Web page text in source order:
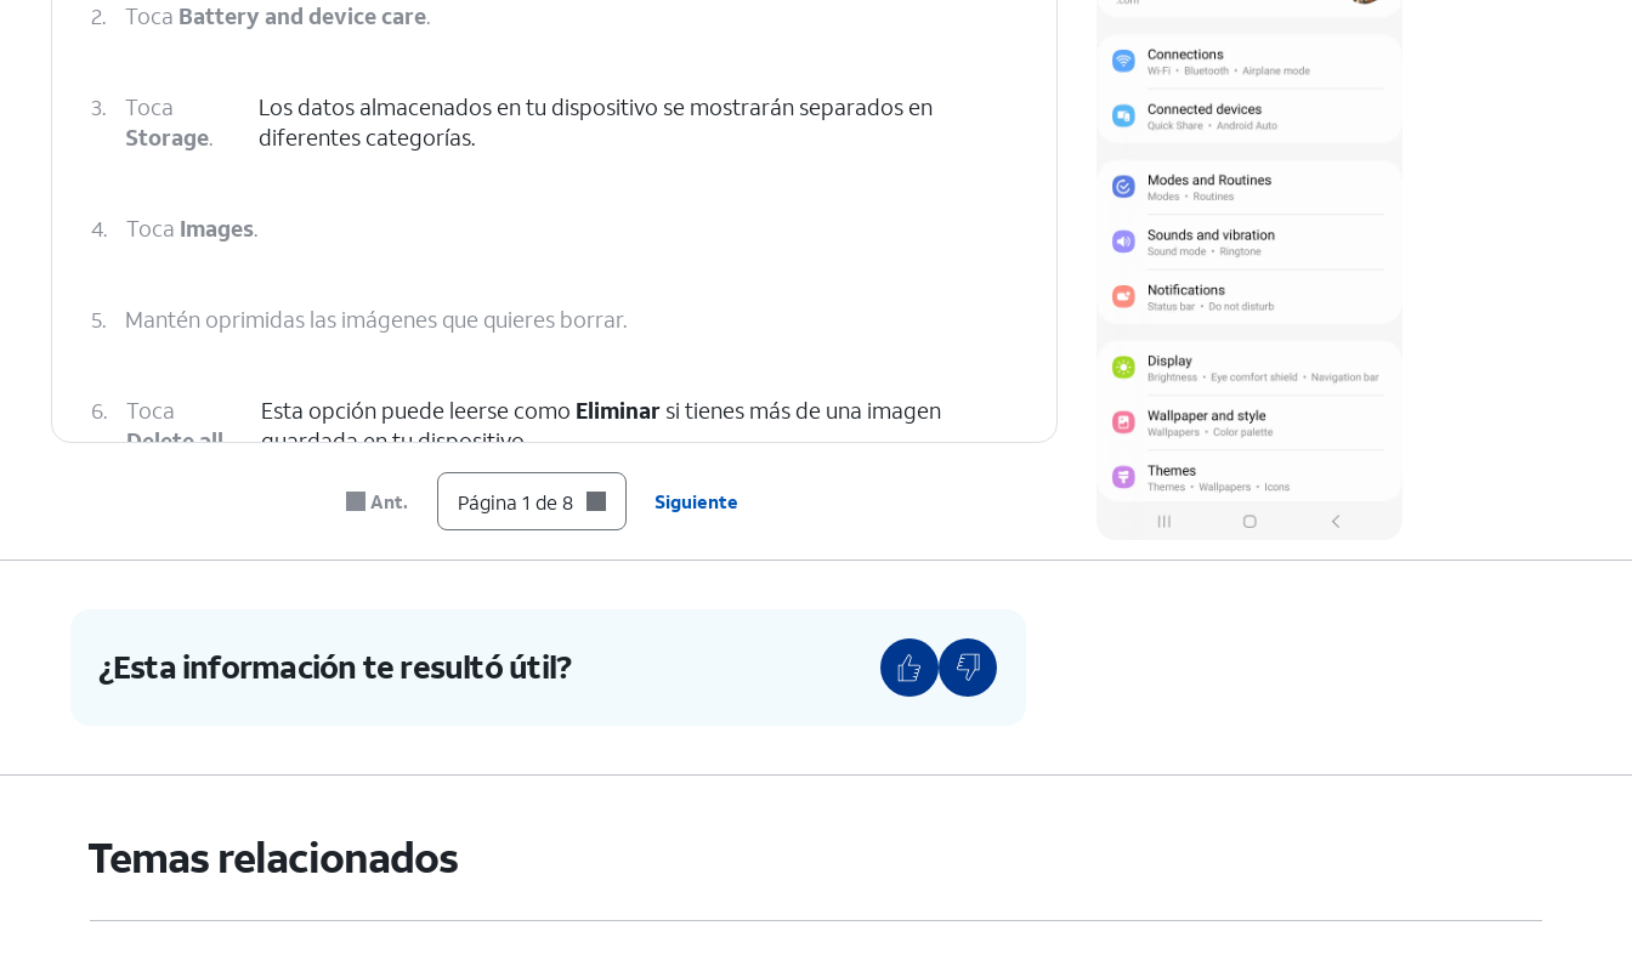
2. Toca Battery and device care.
3.
Toca
Storage.
Los datos almacenados en tu dispositivo se mostrarán separados en
diferentes categorías.
4. Toca Images.
5. Mantén oprimidas las imágenes que quieres borrar.
6.
Toca
Delete all.
Esta opción puede leerse como Eliminar si tienes más de una imagen
guardada en tu dispositivo.
Ant. Página 1 de 8 Siguiente
¿Esta información te resultó útil?
Temas relacionados